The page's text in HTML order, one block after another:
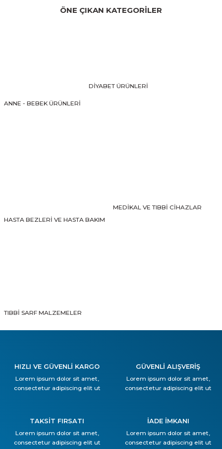
konularda yetersiz gördüğünüz noktaları öneri formunu
kullanarak tarafımıza iletebilirsiniz.
Bu ürüne benzer farklı alternatifler olmalı.
ÖNE ÇIKAN KATEGORİLER
ANNE - BEBEK ÜRÜNLERİ
DİYABET ÜRÜNLERİ
HASTA BEZLERİ VE HASTA BAKIM
MEDİKAL VE TIBBİ CİHAZLAR
TIBBİ SARF MALZEMELER
HIZLI VE GÜVENLİ KARGO
Lorem ipsum dolor sit amet,
consectetur adipiscing elit ut
GÜVENLİ ALIŞVERİŞ
Lorem ipsum dolor sit amet,
consectetur adipiscing elit ut
TAKSİT FIRSATI
Lorem ipsum dolor sit amet,
consectetur adipiscing elit ut
İADE İMKANI
Lorem ipsum dolor sit amet,
consectetur adipiscing elit ut